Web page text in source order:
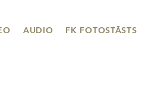
AUDIO FK FOTOSTĀSTS